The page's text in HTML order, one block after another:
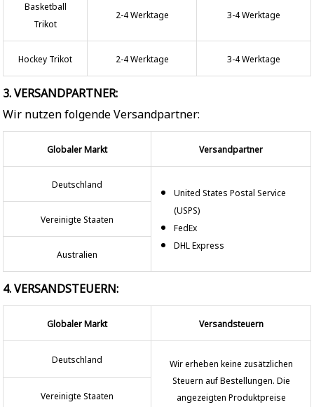
Basketball
Trikot
2-4 Werktage 3-4 Werktage
Hockey Trikot 2-4 Werktage 3-4 Werktage
3. VERSANDPARTNER:
Wir nutzen folgende Versandpartner:
Globaler Markt Versandpartner
Deutschland
United States Postal Service
(USPS)
FedEx
DHL Express
Vereinigte Staaten
Australien
4. VERSANDSTEUERN:
Globaler Markt Versandsteuern
Deutschland
Wir erheben keine zusätzlichen
Steuern auf Bestellungen. Die
angezeigten Produktpreise
Vereinigte Staaten